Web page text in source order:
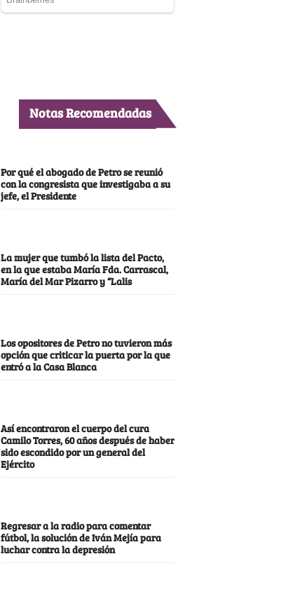
Notas Recomendadas
Por qué el abogado de Petro se reunió
con la congresista que investigaba a su
jefe, el Presidente
La mujer que tumbó la lista del Pacto,
en la que estaba María Fda. Carrascal,
María del Mar Pizarro y “Lalis
Los opositores de Petro no tuvieron más
opción que criticar la puerta por la que
entró a la Casa Blanca
Así encontraron el cuerpo del cura
Camilo Torres, 60 años después de haber
sido escondido por un general del
Ejército
Regresar a la radio para comentar
fútbol, la solución de Iván Mejía para
luchar contra la depresión